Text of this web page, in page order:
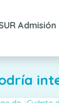
Admisión